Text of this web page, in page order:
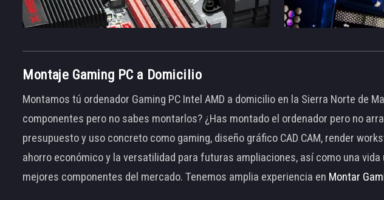
Montaje Gaming PC a Domicilio
Montamos tú ordenador Gaming PC Intel AMD a domicilio en la Sierra Norte de
componentes pero no sabes montarlos? ¿Has montado el ordenador pero no
presupuesto y uso concreto como gaming, diseño gráfico CAD CAM, render
ahorro económico y la versatilidad para futuras ampliaciones, así como una
mejores componentes del mercado. Tenemos amplia experiencia en Montar